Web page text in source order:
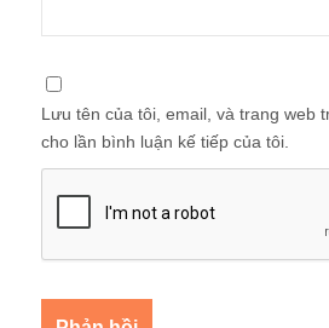
Lưu tên của tôi, email, và trang web
cho lần bình luận kế tiếp của tôi.